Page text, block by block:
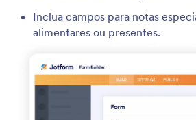
Inclua campos para notas
alimentares ou presentes.